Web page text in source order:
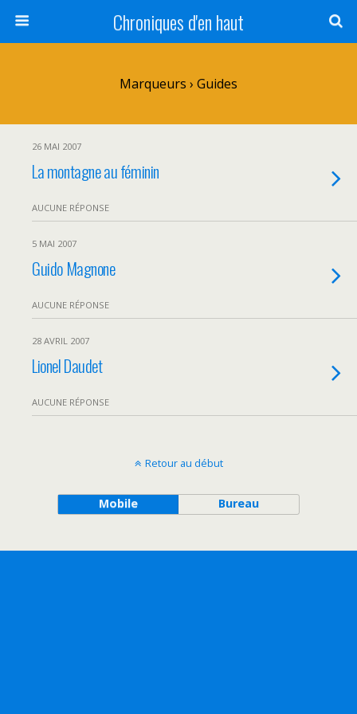
Chroniques d'en haut
Marqueurs › Guides
26 MAI 2007
La montagne au féminin
AUCUNE RÉPONSE
5 MAI 2007
Guido Magnone
AUCUNE RÉPONSE
28 AVRIL 2007
Lionel Daudet
AUCUNE RÉPONSE
Retour au début
Mobile Bureau